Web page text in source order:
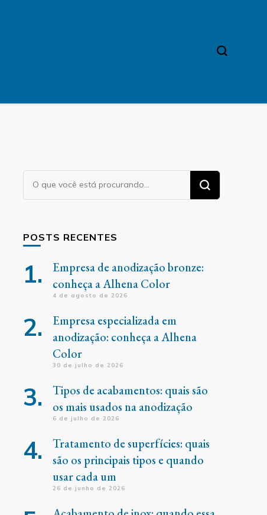
Procurando
algo?
POSTS RECENTES
Empresa de anodização bronze:
conheça a Alhena Color
4 de agosto de 2026
Empresa especializada em
anodização: conheça a Alhena
Color
30 de julho de 2026
Tipos de acabamentos: quais são
os mais usados na anodização
6 de julho de 2026
Tratamento de superfícies: quais
são os principais tipos e quando
usar cada um
26 de junho de 2026